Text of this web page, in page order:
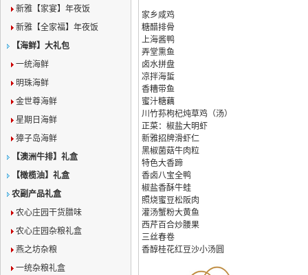
新雅【家宴】年夜饭
新雅【全家福】年夜饭
【海鲜】大礼包
一统海鲜
明珠海鲜
金世尊海鲜
星期日海鲜
獐子岛海鲜
【澳洲牛排】礼盒
【橄榄油】礼盒
农副产品礼盒
农心庄园干货腊味
农心庄园杂粮礼盒
燕之坊杂粮
一统杂粮礼盒
家乡咸鸡
糖醋排骨
上海酱鸭
弄堂熏鱼
卤水拼盘
凉拌海蜇
香糟带鱼
蜜汁糖藕
川竹荪枸杞炖草鸡（汤）
正菜：椒盐大明虾
新雅招牌滑虾仁
黑椒菌菇牛肉粒
特色大香蹄
香卤八宝全鸭
椒盐香酥牛蛙
照烧蜜豆松阪肉
灌汤蟹粉大黄鱼
西芹百合炒腰果
三丝春卷
香醇桂花红豆沙小汤圆